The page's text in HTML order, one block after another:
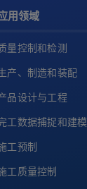
用领域
量控制和检测
产、制造和装配
品设计与工程
工数据捕捉和建模
工预制
工质量控制